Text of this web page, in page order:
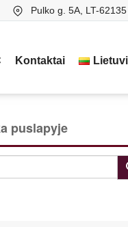
Pulko g. 5A, LT-
Kontaktai
puslapyje